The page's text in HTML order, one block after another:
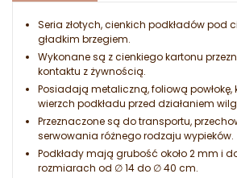
Seria złotych, cienkich podkładów pod
gładkim brzegiem.
Wykonane są z cienkiego kartonu
kontaktu z żywnością.
Posiadają metaliczną, foliową powłokę,
wierzch podkładu przed działaniem
Przeznaczone są do transportu,
serwowania różnego rodzaju wypieków.
Podkłady mają grubość około 2 mm i
rozmiarach od ∅ 14 do ∅ 40 cm.